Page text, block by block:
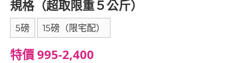
規格（超取限重５公斤）
5磅 15磅（限宅配）
特價 995-2,400